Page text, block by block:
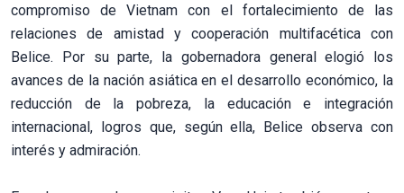
compromiso de Vietnam con el fortalecimiento de las
relaciones de amistad y cooperación multifacética con
Belice. Por su parte, la gobernadora general elogió los
avances de la nación asiática en el desarrollo económico, la
reducción de la pobreza, la educación e integración
internacional, logros que, según ella, Belice observa con
interés y admiración.